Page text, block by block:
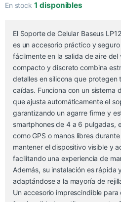
En stock 1 disponibles
El Soporte de Celular Baseus
es un accesorio práctico y
fácilmente en la salida de aire del
compacto y discreto combina
detalles en silicona que protegen
caídas. Funciona con un sistema
que ajusta automáticamente el
garantizando un agarre firme y
smartphones de 4 a 6 pulgadas,
como GPS o manos libres
mantener el dispositivo visible y
facilitando una experiencia de
Además, su instalación es rápida
adaptándose a la mayoría de
Un accesorio imprescindible para